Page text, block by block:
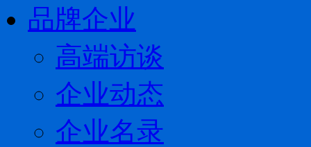
品牌企业
高端访谈
企业动态
企业名录